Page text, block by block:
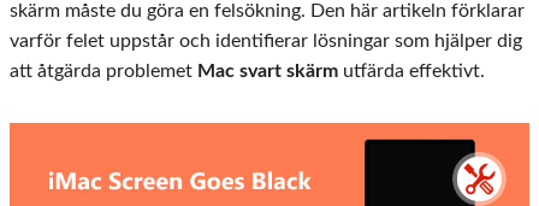
skärm måste du göra en felsökning. Den här artikeln förklarar
varför felet uppstår och identifierar lösningar som hjälper dig
att åtgärda problemet Mac svart skärm utfärda effektivt.